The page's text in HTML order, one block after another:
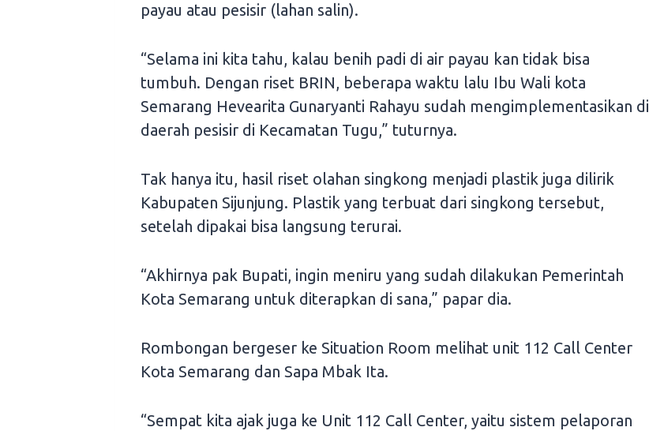
payau atau pesisir (lahan salin).
“Selama ini kita tahu, kalau benih padi di air payau kan tidak bisa
tumbuh. Dengan riset BRIN, beberapa waktu lalu Ibu Wali kota
Semarang Hevearita Gunaryanti Rahayu sudah mengimplementasikan di
daerah pesisir di Kecamatan Tugu,” tuturnya.
Tak hanya itu, hasil riset olahan singkong menjadi plastik juga dilirik
Kabupaten Sijunjung. Plastik yang terbuat dari singkong tersebut,
setelah dipakai bisa langsung terurai.
“Akhirnya pak Bupati, ingin meniru yang sudah dilakukan Pemerintah
Kota Semarang untuk diterapkan di sana,” papar dia.
Rombongan bergeser ke Situation Room melihat unit 112 Call Center
Kota Semarang dan Sapa Mbak Ita.
“Sempat kita ajak juga ke Unit 112 Call Center, yaitu sistem pelaporan